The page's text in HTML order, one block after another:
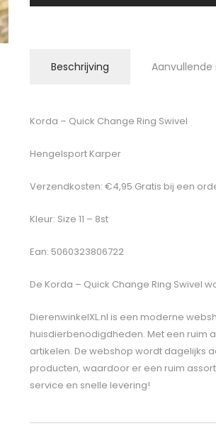
Beschrijving
Korda – Quick Change Ring Swivel
Hengelsport Karper
Verzendkosten: €4,95 Gratis bij een
Kleur: Size 11 – 8st
Ean: 5060323806722
De Korda – Quick Change Ring Swivel
DierenwinkelXL.nl is een moderne
huisdierbenodigdheden. Met een ruim
artikelen. De webshop wordt dagelijks
producten, waardoor er een ruim
service en snelle levering!